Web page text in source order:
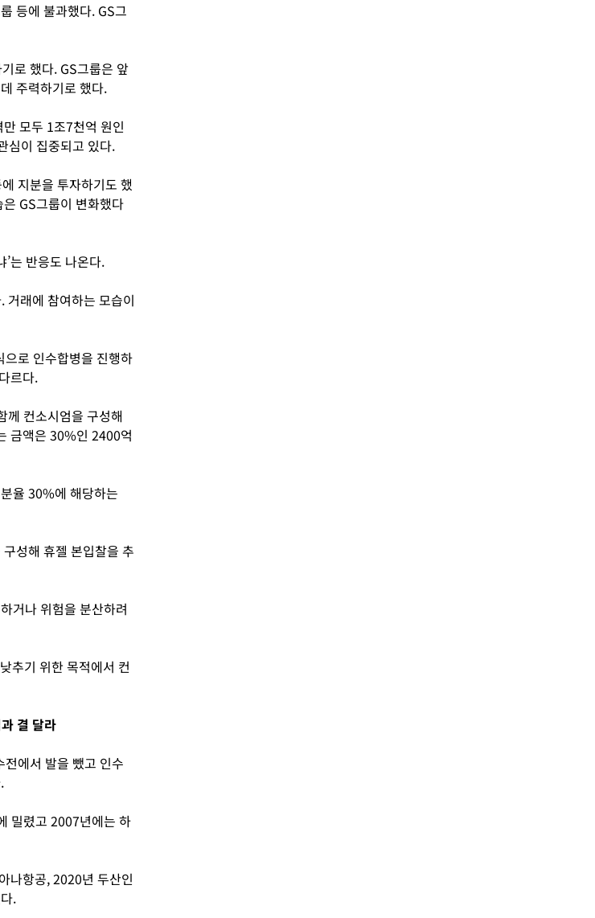
등에 불과했다. GS그
로 했다. GS그룹은 앞
주력하기로 했다.
모두 1조7천억 원인
심이 집중되고 있다.
지분을 투자하기도 했
GS그룹이 변화했다
는 반응도 나온다.
거래에 참여하는 모습이
로 인수합병을 진행하
르다.
께 컨소시엄을 구성해
금액은 30%인 2400억
율 30%에 해당하는
성해 휴젤 본입찰을 추
거나 위험을 분산하려
추기 위한 목적에서 컨
결 달라
에서 발을 뺐고 인수
밀렸고 2007년에는 하
나항공, 2020년 두산인
.